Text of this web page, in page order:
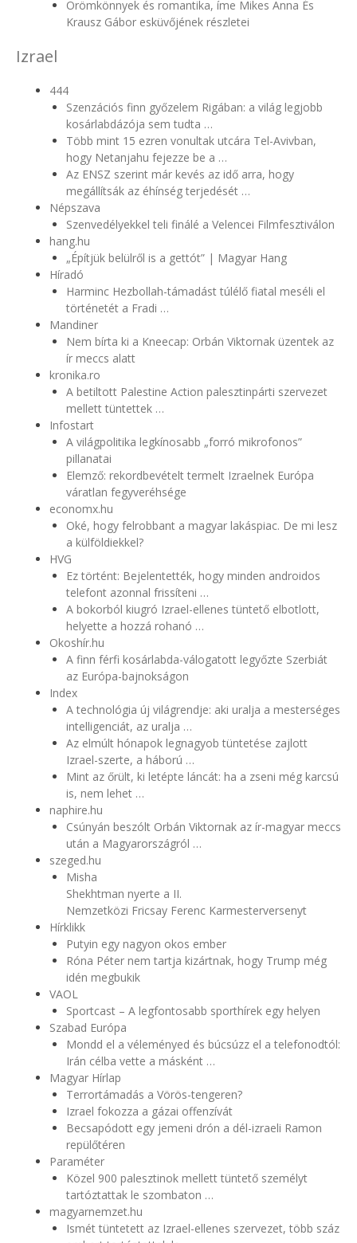
Örömkönnyek és romantika, íme Mikes Anna És
Krausz Gábor esküvőjének részletei
Izrael
444
Szenzációs finn győzelem Rigában: a világ legjobb
kosárlabdázója sem tudta …
Több mint 15 ezren vonultak utcára Tel-Avivban,
hogy Netanjahu fejezze be a …
Az ENSZ szerint már kevés az idő arra, hogy
megállítsák az éhínség terjedését …
Népszava
Szenvedélyekkel teli finálé a Velencei Filmfesztiválon
hang.hu
„Építjük belülről is a gettót” | Magyar Hang
Híradó
Harminc Hezbollah-támadást túlélő fiatal meséli el
történetét a Fradi …
Mandiner
Nem bírta ki a Kneecap: Orbán Viktornak üzentek az
ír meccs alatt
kronika.ro
A betiltott Palestine Action palesztinpárti szervezet
mellett tüntettek …
Infostart
A világpolitika legkínosabb „forró mikrofonos”
pillanatai
Elemző: rekordbevételt termelt Izraelnek Európa
váratlan fegyveréhsége
economx.hu
Oké, hogy felrobbant a magyar lakáspiac. De mi lesz
a külföldiekkel?
HVG
Ez történt: Bejelentették, hogy minden androidos
telefont azonnal frissíteni …
A bokorból kiugró Izrael-ellenes tüntető elbotlott,
helyette a hozzá rohanó …
Okoshír.hu
A finn férfi kosárlabda-válogatott legyőzte Szerbiát
az Európa-bajnokságon
Index
A technológia új világrendje: aki uralja a mesterséges
intelligenciát, az uralja …
Az elmúlt hónapok legnagyob tüntetése zajlott
Izrael-szerte, a háború …
Mint az őrült, ki letépte láncát: ha a zseni még karcsú
is, nem lehet …
naphire.hu
Csúnyán beszólt Orbán Viktornak az ír-magyar meccs
után a Magyarországról …
szeged.hu
Misha
Shekhtman nyerte a II.
Nemzetközi Fricsay Ferenc Karmesterversenyt
Hírklikk
Putyin egy nagyon okos ember
Róna Péter nem tartja kizártnak, hogy Trump még
idén megbukik
VAOL
Sportcast – A legfontosabb sporthírek egy helyen
Szabad Európa
Mondd el a véleményed és búcsúzz el a telefonodtól:
Irán célba vette a másként …
Magyar Hírlap
Terrortámadás a Vörös-tengeren?
Izrael fokozza a gázai offenzívát
Becsapódott egy jemeni drón a dél-izraeli Ramon
repülőtéren
Paraméter
Közel 900 palesztinok mellett tüntető személyt
tartóztattak le szombaton …
magyarnemzet.hu
Ismét tüntetett az Izrael-ellenes szervezet, több száz